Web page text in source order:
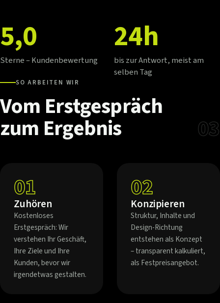
5,0
Sterne – Kundenbewertung
24h
bis zur Antwort, meist am
selben Tag
SO ARBEITEN WIR
Vom Erstgespräch
zum Ergebnis
03
01
Zuhören
Kostenloses
Erstgespräch: Wir
verstehen Ihr Geschäft,
Ihre Ziele und Ihre
Kunden, bevor wir
irgendetwas gestalten.
02
Konzipieren
Struktur, Inhalte und
Design-Richtung
entstehen als Konzept
– transparent kalkuliert,
als Festpreisangebot.